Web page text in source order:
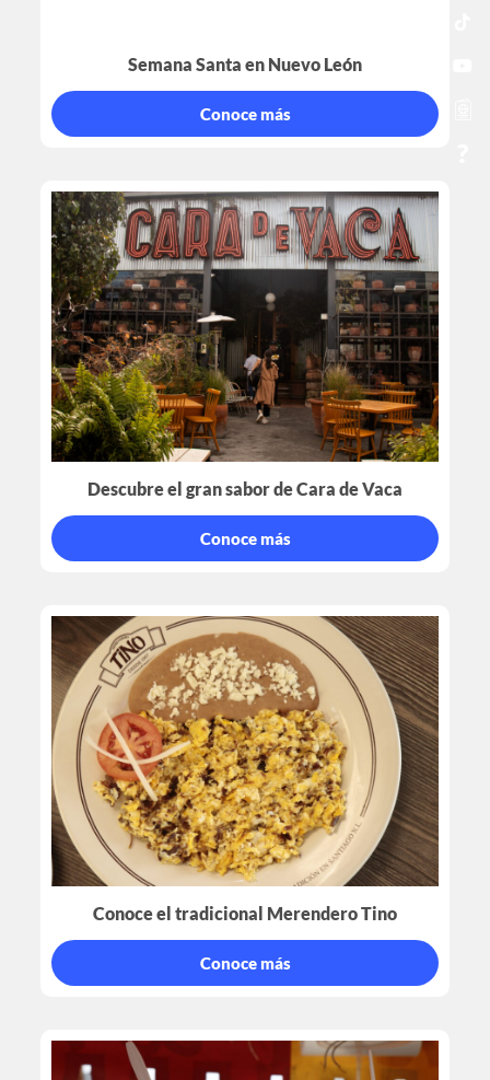
Semana Santa en Nuevo León
Conoce más
Descubre el gran sabor de Cara de Vaca
Conoce más
Conoce el tradicional Merendero Tino
Conoce más